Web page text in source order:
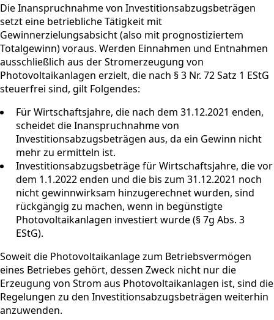
Die Inanspruchnahme von Investitionsabzugsbeträgen
setzt eine betriebliche Tätigkeit mit
Gewinnerzielungsabsicht (also mit prognostiziertem
Totalgewinn) voraus. Werden Einnahmen und Entnahmen
ausschließlich aus der Stromerzeugung von
Photovoltaikanlagen erzielt, die nach § 3 Nr. 72 Satz 1 EStG
steuerfrei sind, gilt Folgendes:
Für Wirtschaftsjahre, die nach dem 31.12.2021 enden,
scheidet die Inanspruchnahme von
Investitionsabzugsbeträgen aus, da ein Gewinn nicht
mehr zu ermitteln ist.
Investitionsabzugsbeträge für Wirtschaftsjahre, die vor
dem 1.1.2022 enden und die bis zum 31.12.2021 noch
nicht gewinnwirksam hinzugerechnet wurden, sind
rückgängig zu machen, wenn in begünstigte
Photovoltaikanlagen investiert wurde (§ 7g Abs. 3
EStG).
Soweit die Photovoltaikanlage zum Betriebsvermögen
eines Betriebes gehört, dessen Zweck nicht nur die
Erzeugung von Strom aus Photovoltaikanlagen ist, sind die
Regelungen zu den Investitionsabzugsbeträgen weiterhin
anzuwenden.